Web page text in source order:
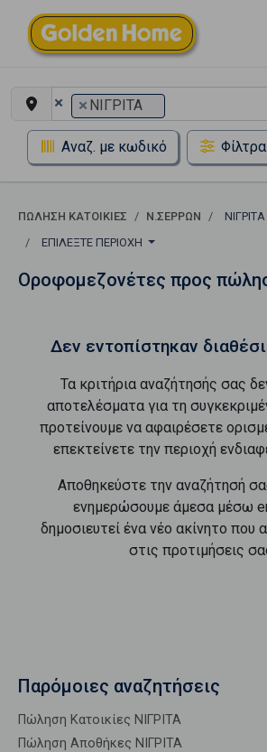
× × ΝΙΓΡΙΤΑ
Αναζ. με κωδικό Φίλτρα
ΠΏΛΗΣΗ ΚΑΤΟΙΚΊΕΣ Ν.ΣΕΡΡΩΝ
ΝΙΓΡΙΤΑ
ΕΠΙΛΈΞΤΕ ΠΕΡΙΟΧΉ
Οροφομεζονέτες προς
Δεν εντοπίστηκαν
Τα κριτήρια αναζήτησής σας
αποτελέσματα για τη
προτείνουμε να αφαιρέσετε
επεκτείνετε την περιοχή
Αποθηκεύστε την αναζήτησή
ενημερώσουμε άμεσα μέσω
δημοσιευτεί ένα νέο ακίνητο που
στις προτιμήσεις
Παρόμοιες αναζητήσεις
Πώληση Κατοικίες ΝΙΓΡΙΤΑ
Πώληση Αποθήκες ΝΙΓΡΙΤΑ